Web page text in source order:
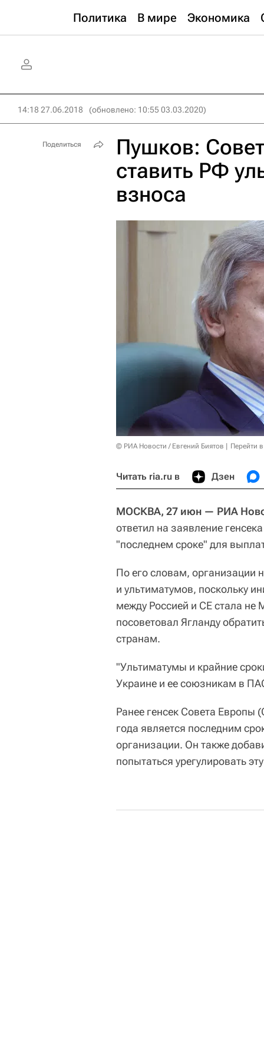
Политика В мире Экономика
14:18 27.06.2018 (обновлено: 10:55 03.03.2020)
Пушков:
ставить РФ
взноса‍
© РИА Новости / Евгений Биятов Перейти
Читать ria.ru в Дзен
МОСКВА, 27 июн — РИА
ответил на заявление
"последнем сроке" для
По его словам, организации
и ультиматумов, поскольку
между Россией и СЕ стала не
посоветовал Ягланду
странам.
"Ультиматумы и крайние
Украине и ее союзникам в
Ранее генсек Совета Европы
года является последним
организации. Он также
попытаться урегулировать
Поделиться